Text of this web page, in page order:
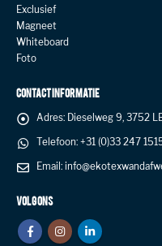
Exclusief
Magneet
Whiteboard
Foto
CONTACT INFORMATIE
Adres: Dieselweg 9, 3752
Telefoon: +31 (0)33 247
Email:
VOLG ONS